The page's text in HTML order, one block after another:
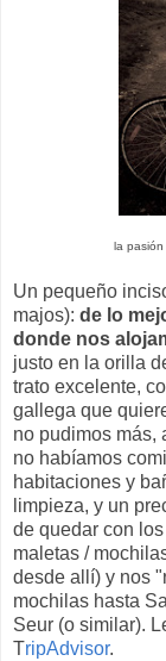
la pasión
Un pequeño
majos): de lo
donde nos
justo en la orilla
trato excelente,
gallega que
no pudimos más,
no habíamos
habitaciones y
limpieza, y un
de quedar con
maletas /
desde allí) y nos
mochilas hasta
Seur (o similar).
TripAdvisor.